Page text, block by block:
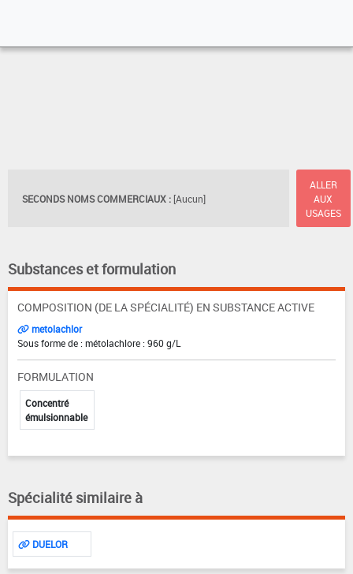
SECONDS NOMS COMMERCIAUX : [Aucun]
ALLER
AUX
USAGES
Substances et formulation
COMPOSITION (DE LA SPÉCIALITÉ) EN SUBSTANCE ACTIVE
metolachlor
Sous forme de : métolachlore : 960 g/L
FORMULATION
Concentré
émulsionnable
Spécialité similaire à
DUELOR